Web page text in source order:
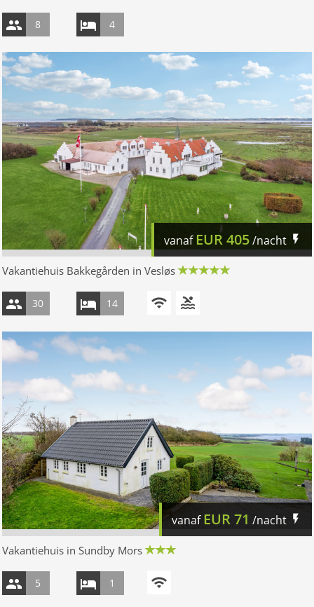
8 4
vanaf EUR405/nacht
Vakantiehuis Bakkegården in Vesløs
30 14
vanafEUR71 /nacht
Vakantiehuis in Sundby Mors
5 1